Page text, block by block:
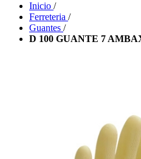
Inicio /
Ferreteria /
Guantes /
D 100 GUANTE 7